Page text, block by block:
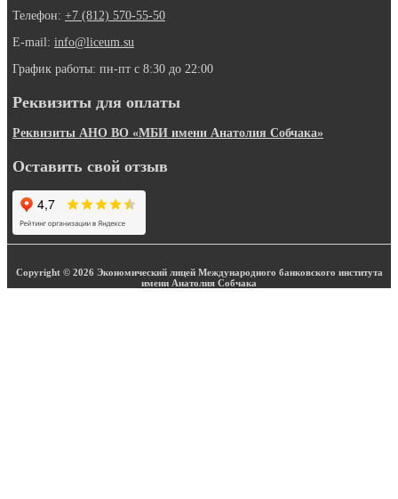
Телефон: +7 (812) 570-55-50
E-mail: info@liceum.su
График работы: пн-пт с 8:30 до 22:00
Реквизиты для оплаты
Реквизиты АНО ВО «МБИ имени Анатолия Собчака»
Оставить свой отзыв
Copyright © 2026 Экономический лицей Международного банковского института
имени Анатолия Собчака